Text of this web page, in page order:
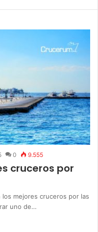
0 9.555
cruceros por
mejores cruceros por las
uno de…